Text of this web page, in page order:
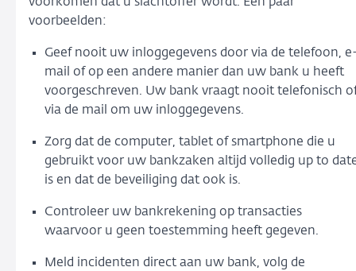
voorkomen dat u slachtoffer wordt. Een paar
voorbeelden:
Geef nooit uw inloggegevens door via de telefoon,
mail of op een andere manier dan uw bank u heeft
voorgeschreven. Uw bank vraagt nooit telefonisch
via de mail om uw inloggegevens.
Zorg dat de computer, tablet of smartphone die u
gebruikt voor uw bankzaken altijd volledig up to
is en dat de beveiliging dat ook is.
Controleer uw bankrekening op transacties
waarvoor u geen toestemming heeft gegeven.
Meld incidenten direct aan uw bank, volg de